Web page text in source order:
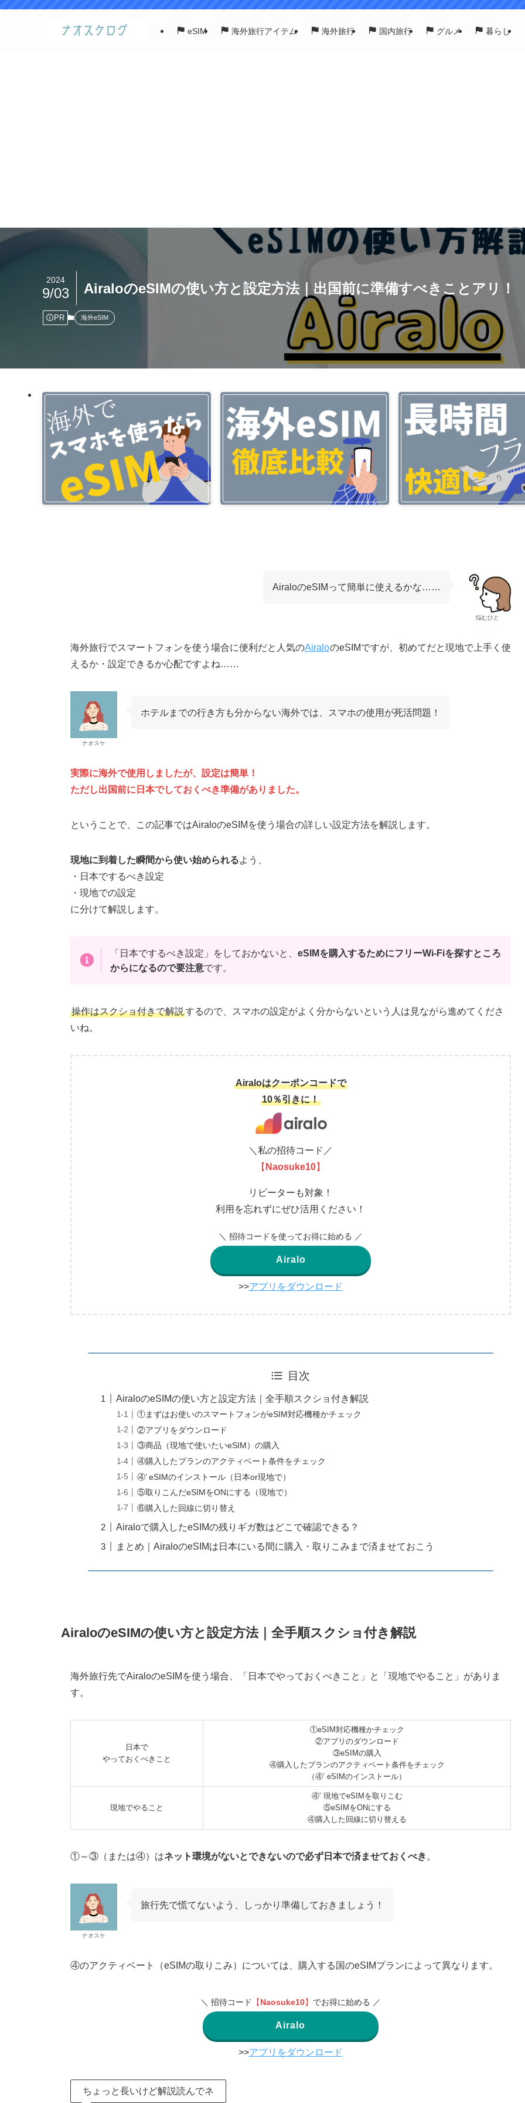
eSIM 海外旅行アイテム 海外旅行 国内旅行 グルメ 暮らし
AiraloのeSIMの使い方と設定方法｜出国前に準備すべきことアリ！
2024
9/03
PR 海外eSIM
悩むひと
AiraloのeSIMって簡単に使えるかな……
海外旅行でスマートフォンを使う場合に便利だと人気のAiraloのeSIMですが、初めてだと現地で上手く使
えるか・設定できるか心配ですよね……
ナオスケ
ホテルまでの行き方も分からない海外では、スマホの使用が死活問題！
実際に海外で使用しましたが、設定は簡単！
ただし出国前に日本でしておくべき準備がありました。
ということで、この記事ではAiraloのeSIMを使う場合の詳しい設定方法を解説します。
現地に到着した瞬間から使い始められるよう、
・日本でするべき設定
・現地での設定
に分けて解説します。
「日本でするべき設定」をしておかないと、 eSIMを購入するためにフリーWi-Fiを探すところ
からになるので要注意です。
操作はスクショ付きで解説するので、スマホの設定がよく分からないという人は見ながら進めてくださ
いね。
Airaloはクーポンコードで
10％引きに！
＼私の招待コード／
【 Naosuke10】
リピーターも対象！
利用を忘れずにぜひ活用ください！
＼ 招待コードを使ってお得に始める ／
Airalo
>>アプリをダウンロード
目次
AiraloのeSIMの使い方と設定方法｜全手順スクショ付き解説
①まずはお使いのスマートフォンがeSIM対応機種かチェック
②アプリをダウンロード
③商品（現地で使いたいeSIM）の購入
④購入したプランのアクティベート条件をチェック
④’ eSIMのインストール（日本or現地で）
⑤取りこんだeSIMをONにする（現地で）
⑥購入した回線に切り替え
Airaloで購入したeSIMの残りギガ数はどこで確認できる？
まとめ｜AiraloのeSIMは日本にいる間に購入・取りこみまで済ませておこう
AiraloのeSIMの使い方と設定方法｜全手順スクショ付き解説
海外旅行先でAiraloのeSIMを使う場合、「日本でやっておくべきこと」と「現地でやること」がありま
す。
日本で
やっておくべきこと
①eSIM対応機種かチェック
②アプリのダウンロード
③eSIMの購入
④購入したプランのアクティベート条件をチェック
（④’ eSIMのインストール）
現地でやること
④’ 現地でeSIMを取りこむ
⑤eSIMをONにする
④購入した回線に切り替える
①～③（または④）はネット環境がないとできないので必ず日本で済ませておくべき 。
ナオスケ
旅行先で慌てないよう、しっかり準備しておきましょう！
④のアクティベート（eSIMの取りこみ）については、購入する国のeSIMプランによって異なります。
＼ 招待コード 【Naosuke10】 でお得に始める ／
Airalo
>>アプリをダウンロード
ちょっと長いけど解説読んでネ